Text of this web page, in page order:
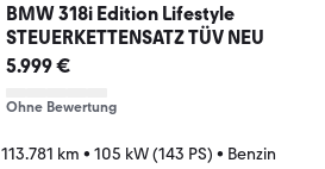
BMW 318i Edition Lifestyle
STEUERKETTENSATZ TÜV NEU
5.999 €
Ohne Bewertung
113.781 km • 105 kW (143 PS) • Benzin